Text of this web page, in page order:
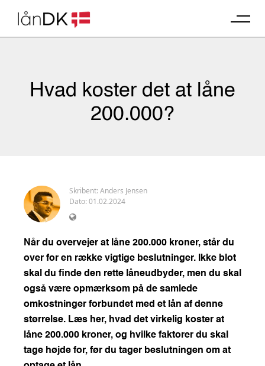
content
Hvad koster det at låne
200.000?
Skribent: Anders Jensen
Dato: 01.02.2024
Når du overvejer at låne 200.000 kroner, står du
over for en række vigtige beslutninger. Ikke blot
skal du finde den rette låneudbyder, men du skal
også være opmærksom på de samlede
omkostninger forbundet med et lån af denne
størrelse. Læs her, hvad det virkelig koster at
låne 200.000 kroner, og hvilke faktorer du skal
tage højde for, før du tager beslutningen om at